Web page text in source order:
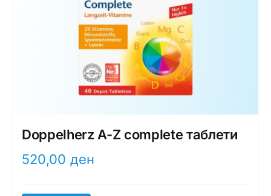
Doppelherz A-Z complete таблети
520,00 ден